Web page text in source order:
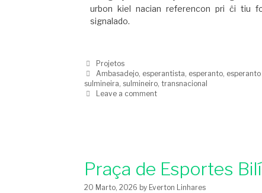
urbon kiel nacian referencon pri ĉi tiu
signalado.
Projetos
Ambasadejo, esperantista, esperanto,
sulmineira, sulmineiro, transnacional
Leave a comment
Praça de Esportes
20 Marto, 2026 by Everton Linhares